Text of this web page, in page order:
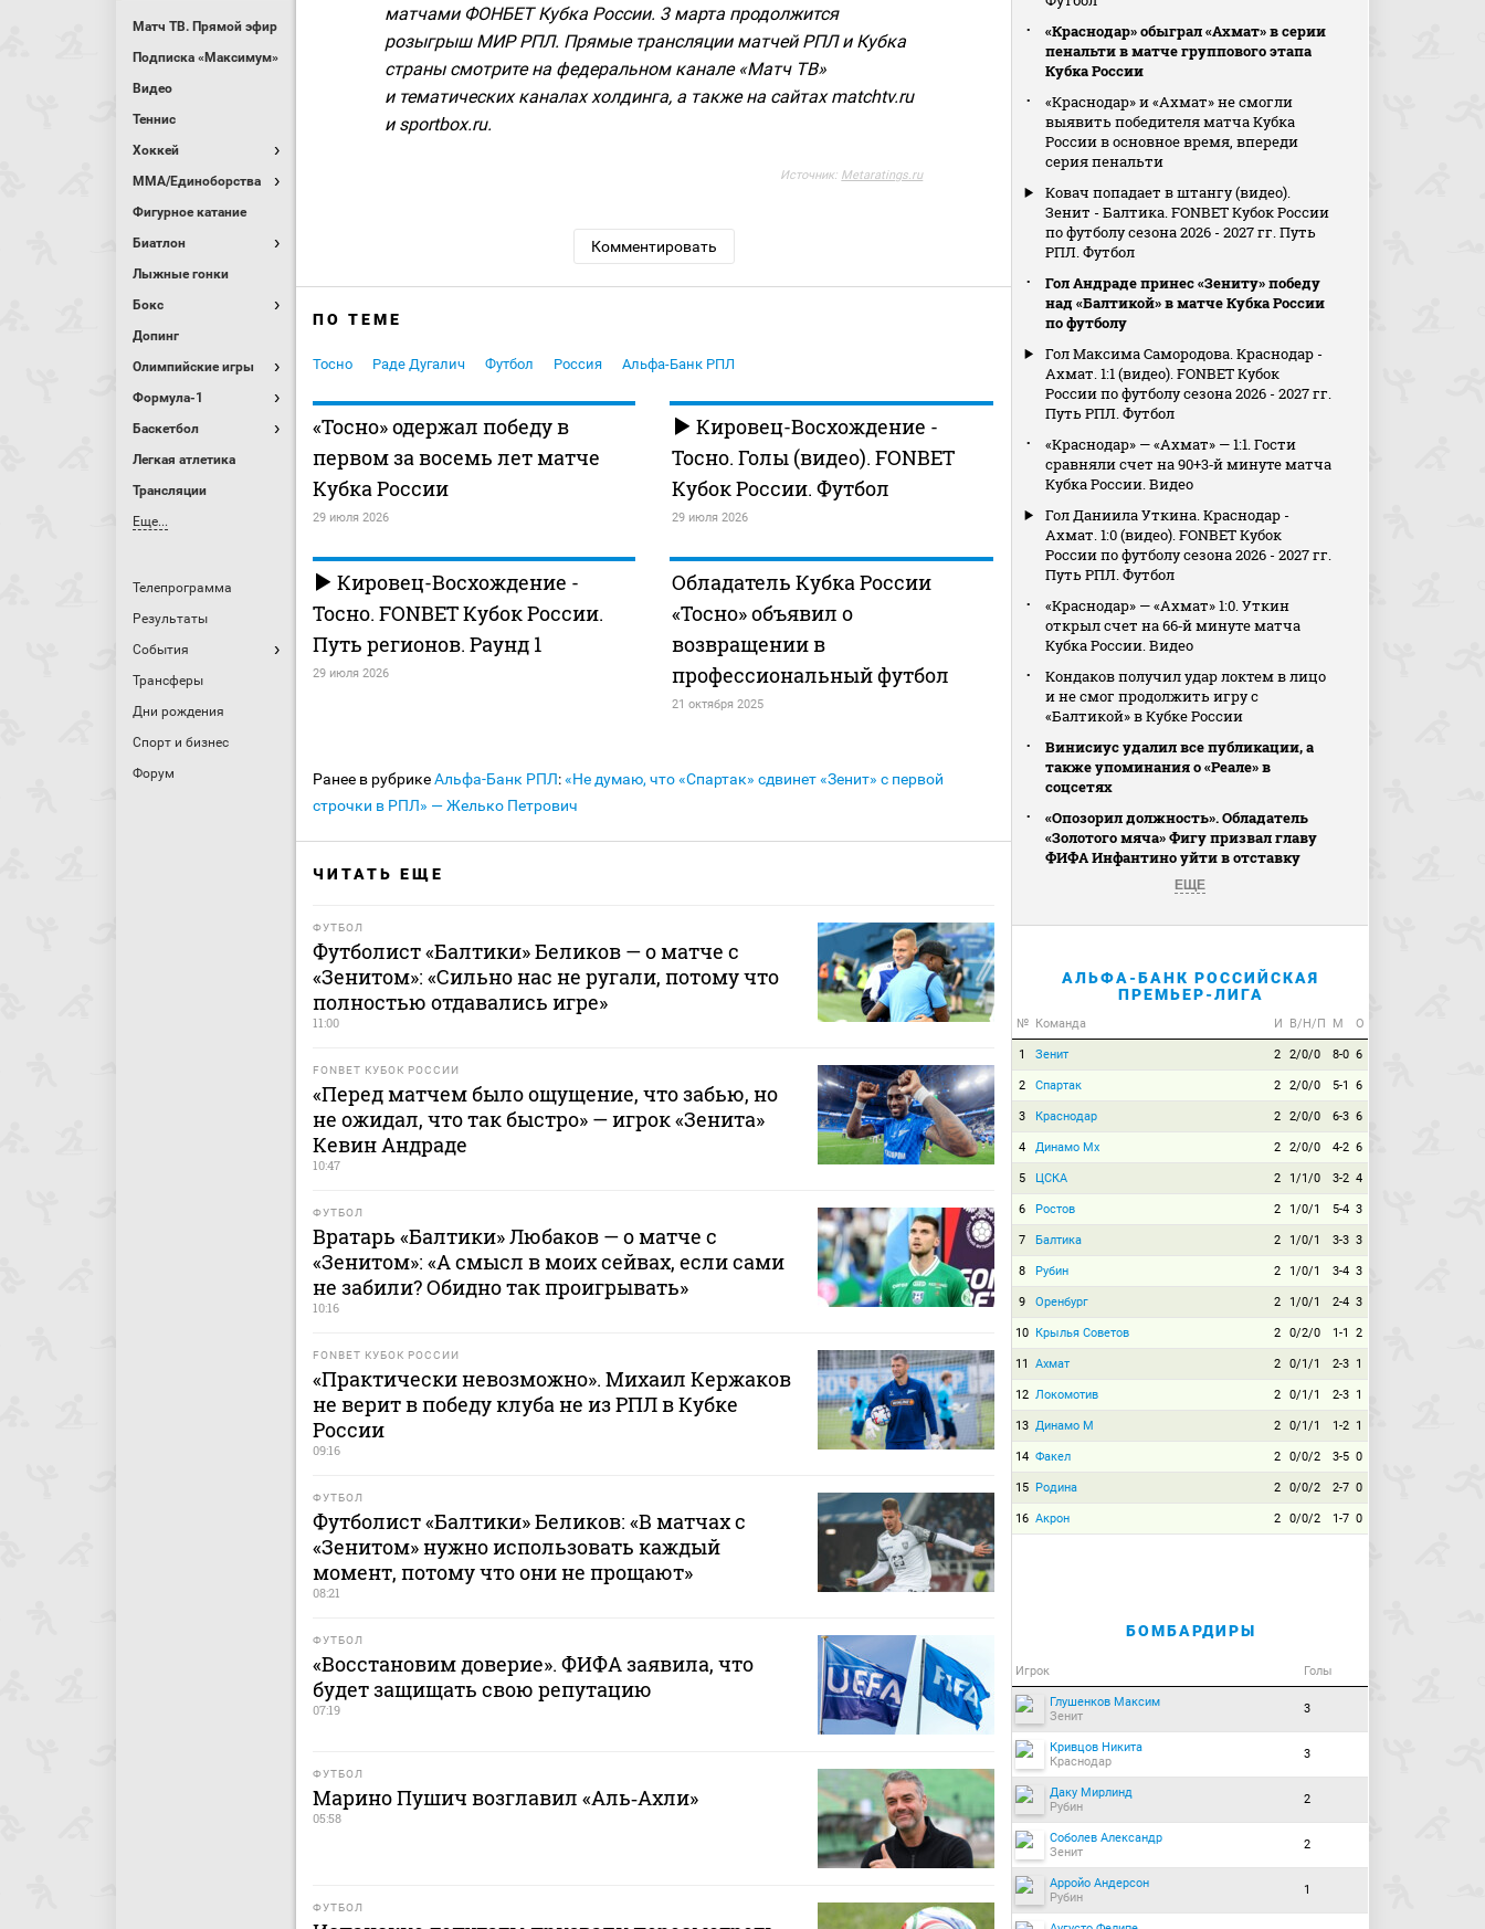
Матч ТВ. Прямой эфир
Подписка «Максимум»
Видео
Теннис
Хоккей
MMA/Единоборства
Фигурное катание
Биатлон
Лыжные гонки
Бокс
Допинг
Олимпийские игры
Формула-1
Баскетбол
Легкая атлетика
Трансляции
Еще...
Телепрограмма
Результаты
События
Трансферы
Дни рождения
Спорт и бизнес
Форум
матчами ФОНБЕТ Кубка России. 3 марта продолжится
розыгрыш МИР РПЛ. Прямые трансляции матчей РПЛ и Кубка
страны смотрите на федеральном канале «Матч ТВ»
и тематических каналах холдинга, а также на сайтах matchtv.ru
и sportbox.ru.
Источник: Metaratings.ru
Комментировать
ПО ТЕМЕ
Тосно Раде Дугалич Футбол Россия Альфа-Банк РПЛ
«Тосно» одержал победу в
первом за восемь лет матче
Кубка России
29 июля 2026
Кировец-Восхождение -
Тосно. Голы (видео). FONBET
Кубок России. Футбол
29 июля 2026
Кировец-Восхождение -
Тосно. FONBET Кубок России.
Путь регионов. Раунд 1
29 июля 2026
Обладатель Кубка России
«Тосно» объявил о
возвращении в
профессиональный футбол
21 октября 2025
Ранее в рубрикеАльфа-Банк РПЛ:«Не думаю, что «Спартак» сдвинет «Зенит» с первой
строчки в РПЛ» — Желько Петрович
ЧИТАТЬ ЕЩЕ
ФУТБОЛ
Футболист «Балтики» Беликов — о матче с
«Зенитом»: «Сильно нас не ругали, потому что
полностью отдавались игре»
11:00
FONBET КУБОК РОССИИ
«Перед матчем было ощущение, что забью, но
не ожидал, что так быстро» — игрок «Зенита»
Кевин Андраде
10:47
ФУТБОЛ
Вратарь «Балтики» Любаков — о матче с
«Зенитом»: «А смысл в моих сейвах, если сами
не забили? Обидно так проигрывать»
10:16
FONBET КУБОК РОССИИ
«Практически невозможно». Михаил Кержаков
не верит в победу клуба не из РПЛ в Кубке
России
09:16
ФУТБОЛ
Футболист «Балтики» Беликов: «В матчах с
«Зенитом» нужно использовать каждый
момент, потому что они не прощают»
08:21
ФУТБОЛ
«Восстановим доверие». ФИФА заявила, что
будет защищать свою репутацию
07:19
ФУТБОЛ
Марино Пушич возглавил «Аль‑Ахли»
05:58
ФУТБОЛ
«Краснодар» обыграл «Ахмат» в серии
пенальти в матче группового этапа
Кубка России
«Краснодар» и «Ахмат» не смогли
выявить победителя матча Кубка
России в основное время, впереди
серия пенальти
Ковач попадает в штангу (видео).
Зенит - Балтика. FONBET Кубок России
по футболу сезона 2026 - 2027 гг. Путь
РПЛ. Футбол
Гол Андраде принес «Зениту» победу
над «Балтикой» в матче Кубка России
по футболу
Гол Максима Самородова. Краснодар -
Ахмат. 1:1 (видео). FONBET Кубок
России по футболу сезона 2026 - 2027 гг.
Путь РПЛ. Футбол
«Краснодар» — «Ахмат» — 1:1. Гости
сравняли счет на 90+3‑й минуте матча
Кубка России. Видео
Гол Даниила Уткина. Краснодар -
Ахмат. 1:0 (видео). FONBET Кубок
России по футболу сезона 2026 - 2027 гг.
Путь РПЛ. Футбол
«Краснодар» — «Ахмат» 1:0. Уткин
открыл счет на 66‑й минуте матча
Кубка России. Видео
Кондаков получил удар локтем в лицо
и не смог продолжить игру с
«Балтикой» в Кубке России
Винисиус удалил все публикации, а
также упоминания о «Реале» в
соцсетях
«Опозорил должность». Обладатель
«Золотого мяча» Фигу призвал главу
ФИФА Инфантино уйти в отставку
ЕЩЕ
АЛЬФА-БАНК РОССИЙСКАЯ
ПРЕМЬЕР-ЛИГА
№ Команда И В/Н/П М О
1 Зенит 2 2/0/0 8-0 6
2 Спартак 2 2/0/0 5-1 6
3 Краснодар 2 2/0/0 6-3 6
4 Динамо Мх 2 2/0/0 4-2 6
5 ЦСКА 2 1/1/0 3-2 4
6 Ростов 2 1/0/1 5-4 3
7 Балтика 2 1/0/1 3-3 3
8 Рубин 2 1/0/1 3-4 3
9 Оренбург 2 1/0/1 2-4 3
10 Крылья Советов 2 0/2/0 1-1 2
11 Ахмат 2 0/1/1 2-3 1
12 Локомотив 2 0/1/1 2-3 1
13 Динамо М 2 0/1/1 1-2 1
14 Факел 2 0/0/2 3-5 0
15 Родина 2 0/0/2 2-7 0
16 Акрон 2 0/0/2 1-7 0
БОМБАРДИРЫ
Игрок Голы
Глушенков Максим
Зенит
3
Кривцов Никита
Краснодар
3
Даку Мирлинд
Рубин
2
Соболев Александр
Зенит
2
Арройо Андерсон
Рубин
1